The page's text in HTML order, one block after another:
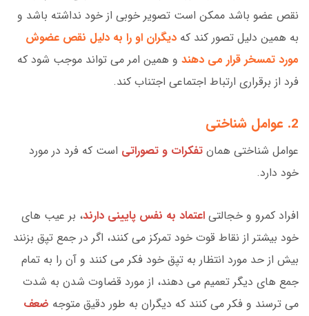
نقص عضو باشد ممکن است تصویر خوبی از خود نداشته باشد و
به همین دلیل تصور کند که دیگران او را به دلیل نقص عضوش
مورد تمسخر قرار می دهند و همین امر می تواند موجب شود که
فرد از برقراری ارتباط اجتماعی اجتناب کند.
2. عوامل شناختی
عوامل شناختی همان تفکرات و تصوراتی است که فرد در مورد
خود دارد.
افراد کمرو و خجالتی اعتماد به نفس پایینی دارند، بر عیب های
خود بیشتر از نقاط قوت خود تمرکز می کنند، اگر در جمع تپق بزنند
بیش از حد مورد انتظار به تپق خود فکر می کنند و آن را به تمام
جمع های دیگر تعمیم می دهند، از مورد قضاوت شدن به شدت
می ترسند و فکر می کنند که دیگران به طور دقیق متوجه ضعف